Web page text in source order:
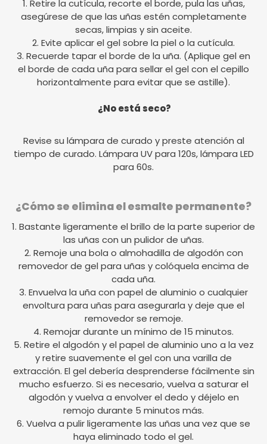
1. Retire la cutícula, recorte el borde, pula las uñas,
asegúrese de que las uñas estén completamente
secas, limpias y sin aceite.
2. Evite aplicar el gel sobre la piel o la cutícula.
3. Recuerde tapar el borde de la uña. (Aplique gel en
el borde de cada uña para sellar el gel con el cepillo
horizontalmente para evitar que se astille).
¿No está seco?
Revise su lámpara de curado y preste atención al
tiempo de curado. Lámpara UV para 120s, lámpara LED
para 60s.
¿Cómo se elimina el esmalte permanente?
1. Bastante ligeramente el brillo de la parte superior de
las uñas con un pulidor de uñas.
2. Remoje una bola o almohadilla de algodón con
removedor de gel para uñas y colóquela encima de
cada uña.
3. Envuelva la uña con papel de aluminio o cualquier
envoltura para uñas para asegurarla y deje que el
removedor se remoje.
4. Remojar durante un mínimo de 15 minutos.
5. Retire el algodón y el papel de aluminio uno a la vez
y retire suavemente el gel con una varilla de
extracción. El gel debería desprenderse fácilmente sin
mucho esfuerzo. Si es necesario, vuelva a saturar el
algodón y vuelva a envolver el dedo y déjelo en
remojo durante 5 minutos más.
6. Vuelva a pulir ligeramente las uñas una vez que se
haya eliminado todo el gel.